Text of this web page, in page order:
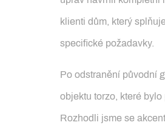
klienti dům, který
specifické požadavky.
Po odstranění původní
objektu torzo, které
Rozhodli jsme se